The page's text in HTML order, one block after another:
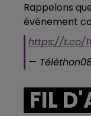
Rappelons
événement
https://t.co/
—
FIL